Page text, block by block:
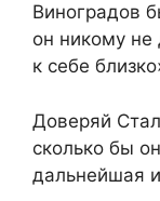
Виноградов
он никому не
к себе
Доверяй
сколько бы
дальнейшая